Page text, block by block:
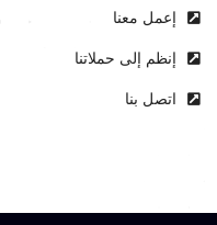
إعمل معنا
إنظم إلى حملاتنا
اتصل بنا